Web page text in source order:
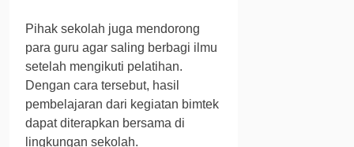
Pihak sekolah juga mendorong
para guru agar saling berbagi ilmu
setelah mengikuti pelatihan.
Dengan cara tersebut, hasil
pembelajaran dari kegiatan bimtek
dapat diterapkan bersama di
lingkungan sekolah.